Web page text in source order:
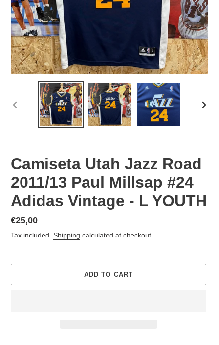
PREVIOUS
Camiseta Utah Jazz Road
2011/13 Paul Millsap #24
Adidas Vintage - L YOUTH
Regular
price
€25,00
Tax included. Shipping calculated at checkout.
ADD TO CART